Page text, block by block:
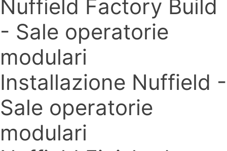
Nuffield Factory Build
- Sale operatorie
modulari
Installazione Nuffield -
Sale operatorie
modulari